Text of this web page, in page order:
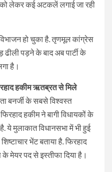
लेकर कई अटकलें लगाई जा रही
हो चुका है. तृणमूल कांग्रेस
ढीली पड़ने के बाद अब पार्टी के
है।
हकीम ऋतब्रत से मिले
बनर्जी के सबसे विश्वस्त
हकीम ने बागी विधायकों के
ये मुलाकात विधानसभा में भी हुई
भेंट बताया है. फिरहाद
मेयर पद से इस्तीफा दिया है।